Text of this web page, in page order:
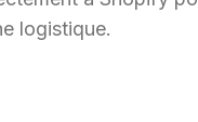
logistique.